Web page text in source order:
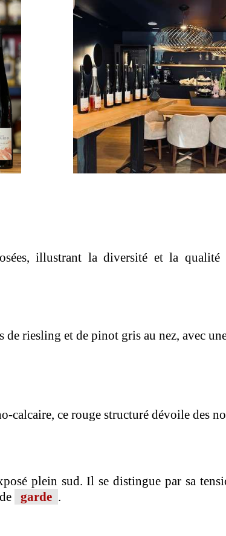
illustrant la diversité et la qualité
de riesling et de pinot gris au nez, avec
calcaire, ce rouge structuré dévoile des
plein sud. Il se distingue par sa
garde .